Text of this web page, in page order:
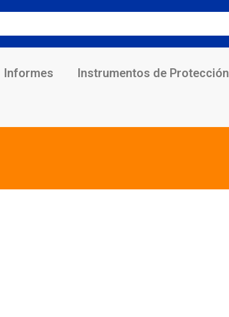
Informes Instrumentos de Protección